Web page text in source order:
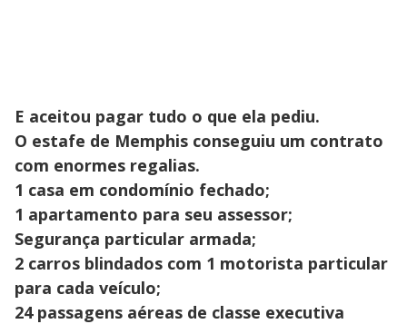
E aceitou pagar tudo o que ela pediu.
O estafe de Memphis conseguiu um contrato
com enormes regalias.
1 casa em condomínio fechado;
1 apartamento para seu assessor;
Segurança particular armada;
2 carros blindados com 1 motorista particular
para cada veículo;
24 passagens aéreas de classe executiva